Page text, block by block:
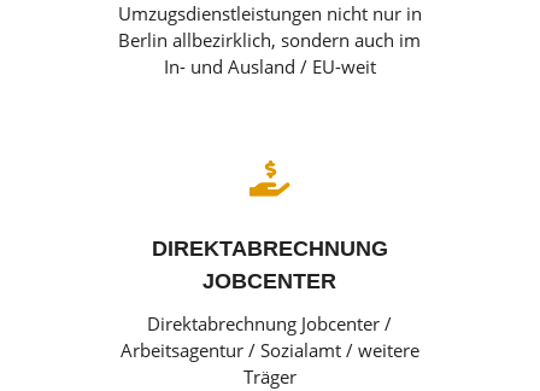
Umzugsdienstleistungen nicht nur in
Berlin allbezirklich, sondern auch im
In- und Ausland / EU-weit

DIREKTABRECHNUNG
JOBCENTER
Direktabrechnung Jobcenter /
Arbeitsagentur / Sozialamt / weitere
Träger